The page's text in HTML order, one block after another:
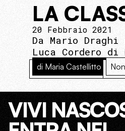
LA
20 Febbraio 2021
Da Mario
Luca Cordero
di Maria Castellitto
VIVI